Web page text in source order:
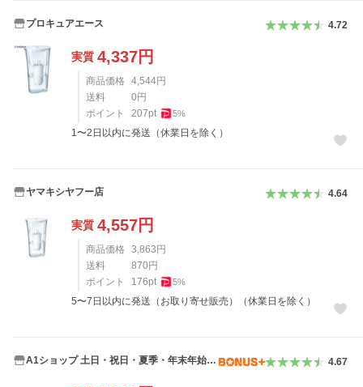
プロキュアエース 4.72
実質 4,337円
商品価格 4,544円
送料
0 円
ポイント
207pt 5%
1〜2日以内に発送（休業日を除く）
ヤマキシヤフー店 4.64
実質 4,557円
商品価格 3,863 円
送料
870 円
ポイント
176pt 5%
5〜7日以内に発送（お取り寄せ販売）（休業日を除く）
A1ショップ 土日・祝日・夏季・年末年始休
4.67